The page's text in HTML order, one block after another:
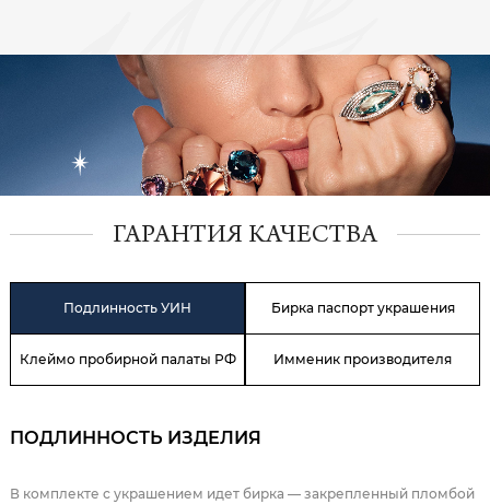
ГАРАНТИЯ КАЧЕСТВА
Подлинность УИН Бирка паспорт украшения
Клеймо пробирной палаты РФ Имменик производителя
ПОДЛИННОСТЬ ИЗДЕЛИЯ
В комплекте с украшением идет бирка — закрепленный пломбой